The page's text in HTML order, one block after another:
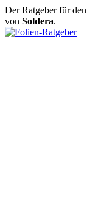
Der Ratgeber für
von Soldera.